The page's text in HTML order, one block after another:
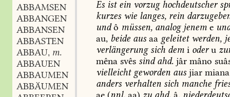
ABBAMSEN
ABBANGEN
ABBANSEN
ABBASTEN
ABBAU, m.
ABBAUEN
ABBAUMEN
ABBÄUMEN
Es istein vorzughochdeutscher
kurzes wie langes, rein
undô müssen, analogjenem e
au, beide aus aa geleitetwerden,
verlängerungsich dem i oderu
mêna svês sindahd. jâr mâno
vielleichtgeworden aus jiar miana
anders verhalten sich manche